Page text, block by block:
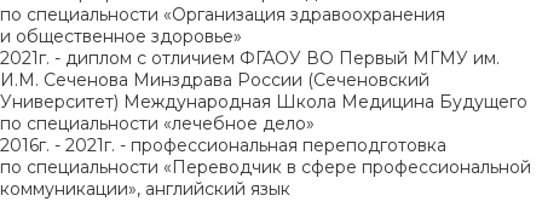
по специальности «Организация здравоохранения
и общественное здоровье»
2021г. - диплом с отличием ФГАОУ ВО Первый МГМУ им.
И.М. Сеченова Минздрава России (Сеченовский
Университет) Международная Школа Медицина Будущего
по специальности «лечебное дело»
2016г. - 2021г. - профессиональная переподготовка
по специальности «Переводчик в сфере профессиональной
коммуникации», английский язык